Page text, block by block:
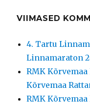
VIIMASED
4. Tartu
Linnamaraton
RMK Kõrvemaa
Kõrvemaa
RMK